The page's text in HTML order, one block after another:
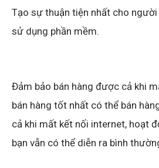
Tạo sự thuận tiện nhất cho
sử dụng phần mềm.
Đảm bảo bán hàng được cả khi
bán hàng tốt nhất có thể bán
cả khi mất kết nối internet, hoạt
bạn vẫn có thể diễn ra bình